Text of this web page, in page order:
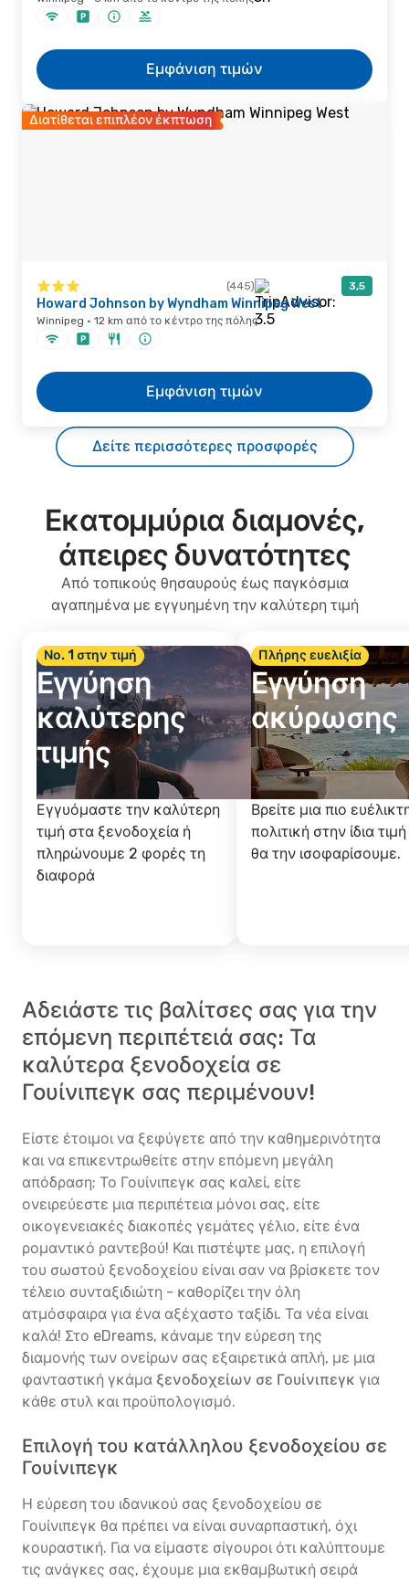
Εμφάνιση τιμών
Διατίθεται επιπλέον έκπτωση
(445) 3,5
Howard Johnson by Wyndham Winnipeg West
Winnipeg · 12 km από το κέντρο της πόλης
Εμφάνιση τιμών
Δείτε περισσότερες προσφορές
Εκατομμύρια διαμονές,
άπειρες δυνατότητες
Από τοπικούς θησαυρούς έως παγκόσμια
αγαπημένα με εγγυημένη την καλύτερη τιμή
Νο. 1 στην τιμή
Εγγύηση
καλύτερης
τιμής
Εγγυόμαστε την καλύτερη
τιμή στα ξενοδοχεία ή
πληρώνουμε 2 φορές τη
διαφορά
Πλήρης ευελιξία
Εγγύηση
ακύρωσης
Βρείτε μια πιο
πολιτική στην ίδια
θα την ισοφαρίσουμε.
Αδειάστε τις βαλίτσες σας για την
επόμενη περιπέτειά σας: Τα
καλύτερα ξενοδοχεία σε
Γουίνιπεγκ σας περιμένουν!
Είστε έτοιμοι να ξεφύγετε από την καθημερινότητα
και να επικεντρωθείτε στην επόμενη μεγάλη
απόδραση; Το Γουίνιπεγκ σας καλεί, είτε
ονειρεύεστε μια περιπέτεια μόνοι σας, είτε
οικογενειακές διακοπές γεμάτες γέλιο, είτε ένα
ρομαντικό ραντεβού! Και πιστέψτε μας, η επιλογή
του σωστού ξενοδοχείου είναι σαν να βρίσκετε τον
τέλειο συνταξιδιώτη - καθορίζει την όλη
ατμόσφαιρα για ένα αξέχαστο ταξίδι. Τα νέα είναι
καλά! Στο eDreams, κάναμε την εύρεση της
διαμονής των ονείρων σας εξαιρετικά απλή, με μια
φανταστική γκάμα ξενοδοχείων σε Γουίνιπεγκ για
κάθε στυλ και προϋπολογισμό.
Επιλογή του κατάλληλου ξενοδοχείου σε
Γουίνιπεγκ
Η εύρεση του ιδανικού σας ξενοδοχείου σε
Γουίνιπεγκ θα πρέπει να είναι συναρπαστική, όχι
κουραστική. Για να είμαστε σίγουροι ότι καλύπτουμε
τις ανάγκες σας, έχουμε μια εκθαμβωτική σειρά